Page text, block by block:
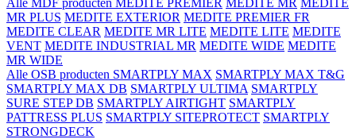
Alle MDF producten MEDITE PREMIER MEDITE MR MEDITE
MR PLUS MEDITE EXTERIOR MEDITE PREMIER FR
MEDITE CLEAR MEDITE MR LITE MEDITE LITE MEDITE
VENT MEDITE INDUSTRIAL MR MEDITE WIDE MEDITE
MR WIDE
Alle OSB producten SMARTPLY MAX SMARTPLY MAX T&G
SMARTPLY MAX DB SMARTPLY ULTIMA SMARTPLY
SURE STEP DB SMARTPLY AIRTIGHT SMARTPLY
PATTRESS PLUS SMARTPLY SITEPROTECT SMARTPLY
STRONGDECK